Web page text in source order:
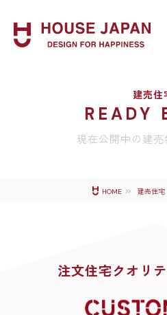
建売住
READY
現在公開中の建
HOME 建売住宅
注文住宅クオリ